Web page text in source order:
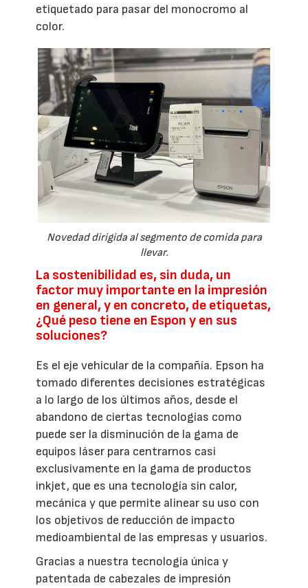
etiquetado para pasar del monocromo al
color.
Novedad dirigida al segmento de comida para
llevar.
La sostenibilidad es, sin duda, un
factor muy importante en la impresión
en general, y en concreto, de etiquetas,
¿Qué peso tiene en Espon y en sus
soluciones?
Es el eje vehicular de la compañía. Epson ha
tomado diferentes decisiones estratégicas
a lo largo de los últimos años, desde el
abandono de ciertas tecnologías como
puede ser la disminución de la gama de
equipos láser para centrarnos casi
exclusivamente en la gama de productos
inkjet, que es una tecnología sin calor,
mecánica y que permite alinear su uso con
los objetivos de reducción de impacto
medioambiental de las empresas y usuarios.
Gracias a nuestra tecnología única y
patentada de cabezales de impresión